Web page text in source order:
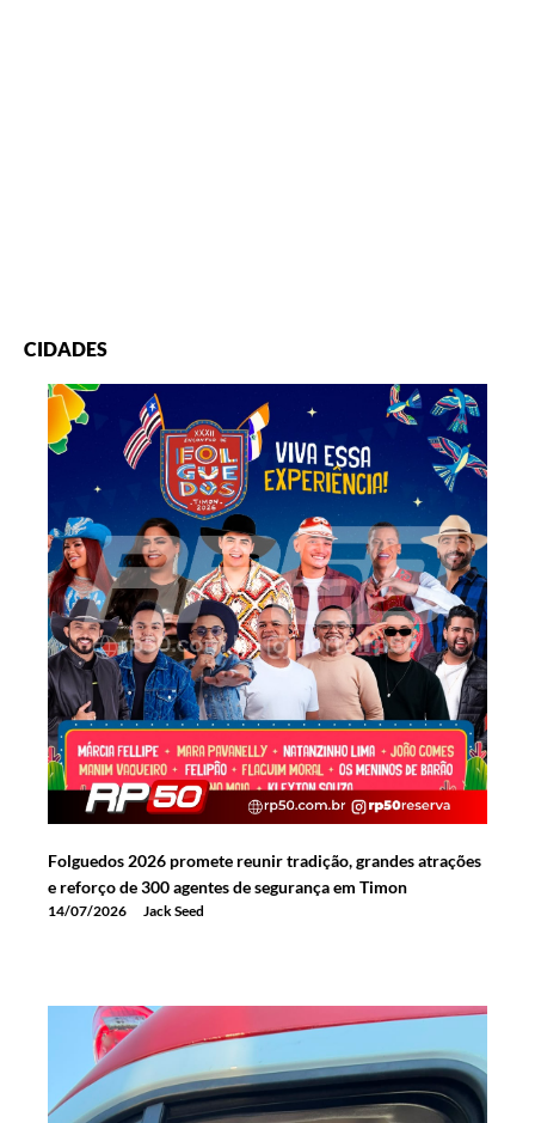
CIDADES
Folguedos 2026 promete reunir tradição, grandes atrações
e reforço de 300 agentes de segurança em Timon
14/07/2026 Jack Seed